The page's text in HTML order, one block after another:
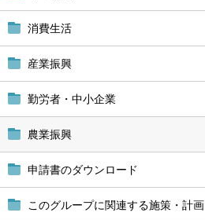
消費生活
産業振興
勤労者・中小企業
農業振興
申請書のダウンロード
このグループに関連する施策・計画